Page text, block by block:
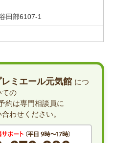
田部6107-1
ミエール元気館 につ
ての
約は専門相談員に
わせください。